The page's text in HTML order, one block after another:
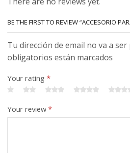
BE THE FIRST TO REVIEW “ACCESORIO
Tu dirección de email no va a
obligatorios están marcados
Your rating *
Your review*